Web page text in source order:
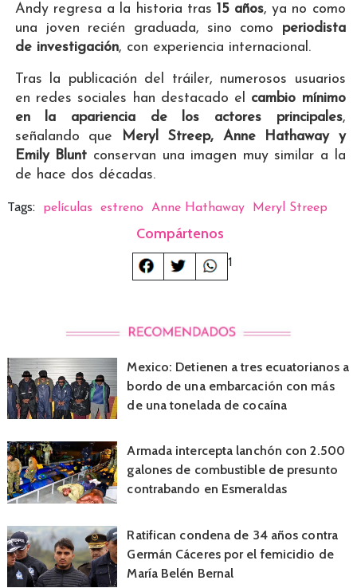
Andy regresa a la historia tras 15 años, ya no como
una joven recién graduada, sino como periodista
de investigación, con experiencia internacional.
Tras la publicación del tráiler, numerosos usuarios
en redes sociales han destacado el cambio mínimo
en la apariencia de los actores principales,
señalando que
Meryl Streep, Anne Hathaway y
Emily Blunt conservan una imagen muy similar a la
de hace dos décadas.
Tags: películas estreno Anne Hathaway Meryl Streep
Compártenos
1
Mexico: Detienen a tres ecuatorianos a
bordo de una embarcación con más
de una tonelada de cocaína
Armada intercepta lanchón con 2.500
galones de combustible de presunto
contrabando en Esmeraldas
Ratifican condena de 34 años contra
Germán Cáceres por el femicidio de
María Belén Bernal